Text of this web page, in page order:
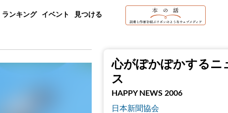
ランキング イベント 見つける
心がぽかぽかするニ
ス
HAPPY NEWS 2006
日本新聞協会